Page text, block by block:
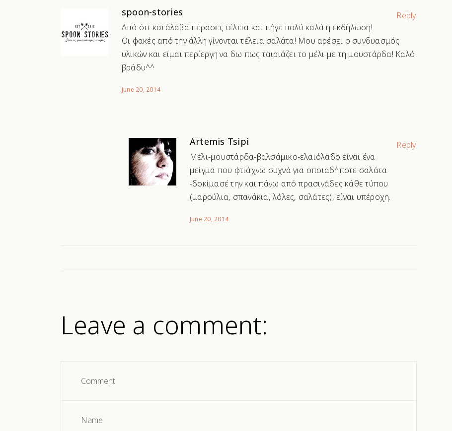
Reply
spoon-stories
Από ότι κατάλαβα πέρασες τέλεια και πήγε πολύ καλά η εκδήλωση!
Οι φακές από την άλλη γίνονται τέλεια σαλάτα! Μου αρέσει ο συνδυασμός
υλικών και είμαι περίεργη να δω πως ταιριάζει το μέλι με τη μουστάρδα! Καλό
βράδυ^^
June 20, 2014
Reply
Artemis Tsipi
Μέλι-μουστάρδα-βαλσάμικο-ελαιόλαδο είναι ένα
μείγμα που φτιάχνω συχνά για οποιαδήποτε σαλάτα
-δοκίμασέ την και πάνω από πρασινάδες κάθε τύπου
(μαρούλια, σπανάκια, λόλες, σαλάτες), είναι υπέροχη.
June 20, 2014
Leave a comment: